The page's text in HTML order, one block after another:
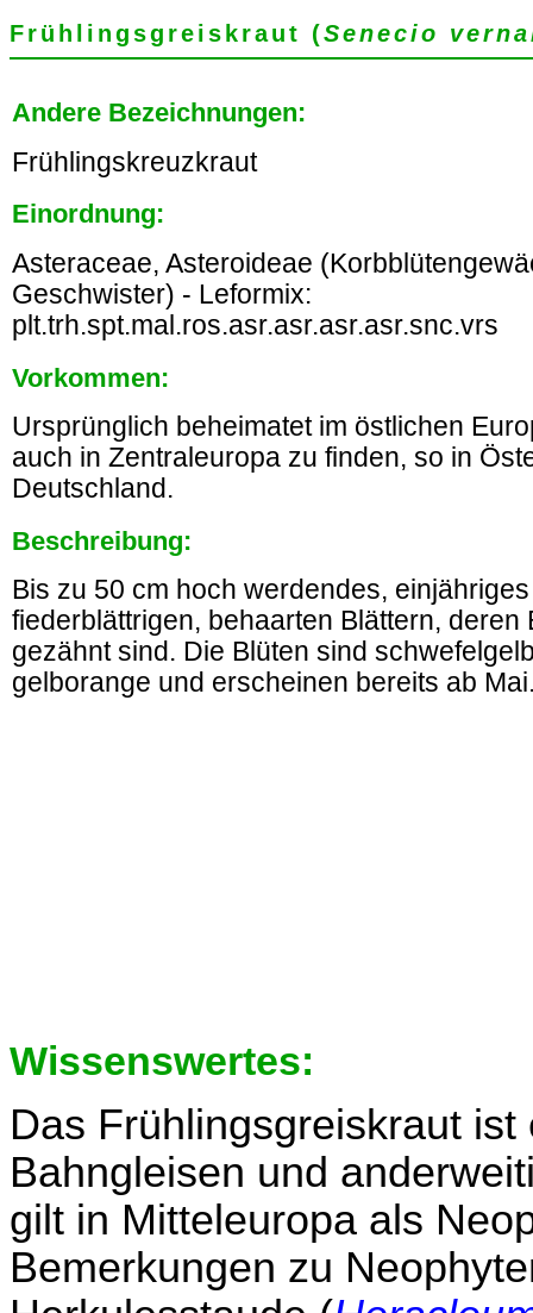
Frühlingsgreiskraut (Senecio
Andere Bezeichnungen:
Frühlingskreuzkraut
Einordnung:
Asteraceae, Asteroideae
Geschwister) - Leformix:
plt.trh.spt.mal.ros.asr.asr.asr.asr.snc.vrs
Vorkommen:
Ursprünglich beheimatet im östlichen
auch in Zentraleuropa zu finden, so in
Deutschland.
Beschreibung:
Bis zu 50 cm hoch werdendes,
fiederblättrigen, behaarten Blättern, deren
gezähnt sind. Die Blüten sind
gelborange und erscheinen bereits ab
Wissenswertes:
Das Frühlingsgreiskraut
Bahngleisen und
gilt in Mitteleuropa als
Bemerkungen zu